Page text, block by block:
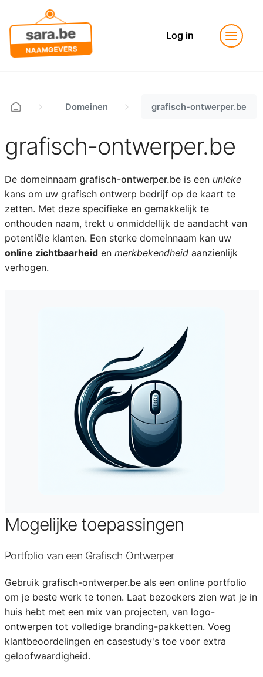
Log in
Domeinen grafisch-ontwerper.be
grafisch-ontwerper.be
De domeinnaam grafisch-ontwerper.beis een unieke
kans om uw grafisch ontwerp bedrijf op de kaart te
zetten. Met deze specifiekeen gemakkelijk te
onthouden naam, trekt u onmiddellijk de aandacht van
potentiële klanten. Een sterke domeinnaam kan uw
online zichtbaarheiden merkbekendheidaanzienlijk
verhogen.
Mogelijke toepassingen
Portfolio van een Grafisch Ontwerper
Gebruik grafisch-ontwerper.be als een online portfolio
om je beste werk te tonen. Laat bezoekers zien wat je in
huis hebt met een mix van projecten, van logo-
ontwerpen tot volledige branding-pakketten. Voeg
klantbeoordelingen en casestudy's toe voor extra
geloofwaardigheid.